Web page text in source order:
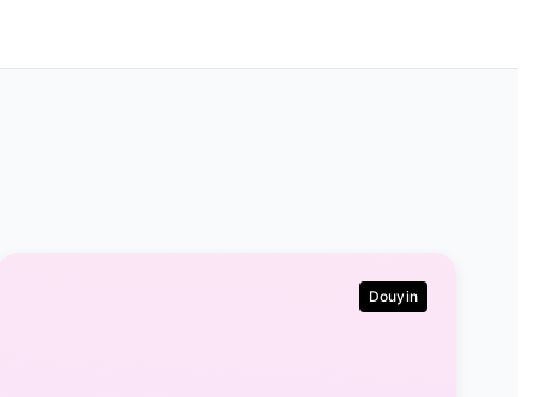
Douyin